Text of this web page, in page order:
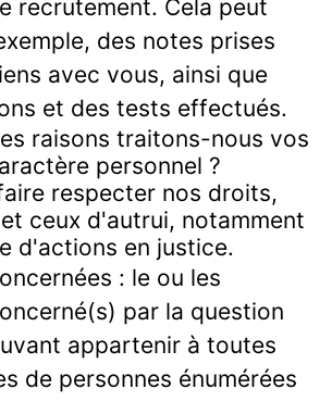
recrutement. Cela peut
des notes prises
avec vous, ainsi que
et des tests effectués.
raisons traitons-nous vos
personnel ?
respecter nos droits,
ceux d'autrui, notamment
d'actions en justice.
: le ou les
par la question
appartenir à toutes
de personnes énumérées